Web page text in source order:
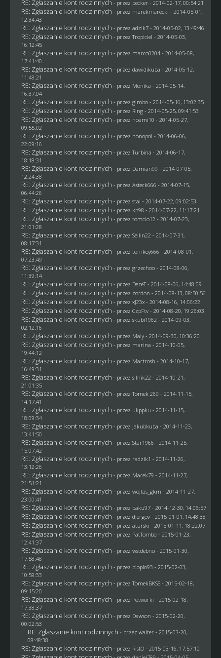
RE: Zgłaszanie kont rodzinnych - przez pecker- 2014-02-17, 00:54:21
RE: Zgłaszanie kont rodzinnych - przez marekmarecki - 2014-05-01,
12:34:43
RE: Zgłaszanie kont rodzinnych - przez adzik7 - 2014-05-02, 13:49:46
RE: Zgłaszanie kont rodzinnych - przezTropiciel - 2014-05-03,
16:12:45
RE: Zgłaszanie kont rodzinnych - przez marco0204- 2014-05-08,
17:41:40
RE: Zgłaszanie kont rodzinnych - przez dawidikuba - 2014-05-12,
11:48:21
RE: Zgłaszanie kont rodzinnych - przez Monika - 2014-05-14,
16:37:04
RE: Zgłaszanie kont rodzinnych - przez gimbo- 2014-05-16, 13:02:35
RE: Zgłaszanie kont rodzinnych - przez Ring- 2014-05-25, 09:41:53
RE: Zgłaszanie kont rodzinnych - przez noami10 - 2014-05-27,
09:55:02
RE: Zgłaszanie kont rodzinnych - przez nonopol - 2014-06-06,
22:09:16
RE: Zgłaszanie kont rodzinnych - przez Turbina - 2014-06-17,
18:18:31
RE: Zgłaszanie kont rodzinnych - przez Damian99 - 2014-07-05,
12:24:38
RE: Zgłaszanie kont rodzinnych - przez Asteck666 - 2014-07-15,
06:44:26
RE: Zgłaszanie kont rodzinnych - przez stal - 2014-07-22, 09:02:53
RE: Zgłaszanie kont rodzinnych - przez kb98 - 2014-07-22, 11:17:21
RE: Zgłaszanie kont rodzinnych - przez tomcio12 - 2014-07-23,
21:01:28
RE: Zgłaszanie kont rodzinnych - przez Sellin22 - 2014-07-31,
08:17:31
RE: Zgłaszanie kont rodzinnych - przez tomkey666 - 2014-08-01,
07:23:49
RE: Zgłaszanie kont rodzinnych - przez grzechoo - 2014-08-06,
11:39:14
RE: Zgłaszanie kont rodzinnych - przez DezeT- 2014-08-06, 14:48:09
RE: Zgłaszanie kont rodzinnych - przez zordon - 2014-08-13, 08:50:56
RE: Zgłaszanie kont rodzinnych - przez xJ23x- 2014-08-16, 14:06:22
RE: Zgłaszanie kont rodzinnych - przez CzpFtv- 2014-08-20, 19:26:03
RE: Zgłaszanie kont rodzinnych - przez skubi1962 - 2014-09-03,
02:12:16
RE: Zgłaszanie kont rodzinnych - przez Maly- 2014-09-30, 10:36:20
RE: Zgłaszanie kont rodzinnych - przez marina - 2014-10-05,
19:44:12
RE: Zgłaszanie kont rodzinnych - przez Martrosh - 2014-10-17,
16:49:31
RE: Zgłaszanie kont rodzinnych - przez silnik22 - 2014-10-21,
21:01:35
RE: Zgłaszanie kont rodzinnych - przezTomek 269 - 2014-11-15,
14:17:41
RE: Zgłaszanie kont rodzinnych - przez ukppku - 2014-11-15,
18:09:34
RE: Zgłaszanie kont rodzinnych - przez jakubkuba - 2014-11-23,
13:41:50
RE: Zgłaszanie kont rodzinnych - przez Star1966 - 2014-11-25,
15:07:42
RE: Zgłaszanie kont rodzinnych - przez radzik1 - 2014-11-26,
13:12:26
RE: Zgłaszanie kont rodzinnych - przez Marek79 - 2014-11-27,
21:51:21
RE: Zgłaszanie kont rodzinnych - przez wojtas_gkm - 2014-11-27,
23:00:41
RE: Zgłaszanie kont rodzinnych - przez baku97- 2014-12-30, 14:06:57
RE: Zgłaszanie kont rodzinnych - przez djergov- 2015-01-01, 14:48:38
RE: Zgłaszanie kont rodzinnych - przez aturski - 2015-01-11, 18:22:07
RE: Zgłaszanie kont rodzinnych - przez PatTomba - 2015-01-23,
12:41:37
RE: Zgłaszanie kont rodzinnych - przez wstdebno- 2015-01-30,
17:58:48
RE: Zgłaszanie kont rodzinnych - przez pioplo93 - 2015-02-03,
10:59:33
RE: Zgłaszanie kont rodzinnych - przezTomekBKSS- 2015-02-18,
09:15:20
RE: Zgłaszanie kont rodzinnych - przez Potworki - 2015-02-18,
17:38:37
RE: Zgłaszanie kont rodzinnych - przez Dawson - 2015-02-20,
00:02:53
RE: Zgłaszanie kont rodzinnych - przez walter- 2015-03-20,
08:48:38
RE: Zgłaszanie kont rodzinnych - przez RistO- 2015-03-16, 17:57:10